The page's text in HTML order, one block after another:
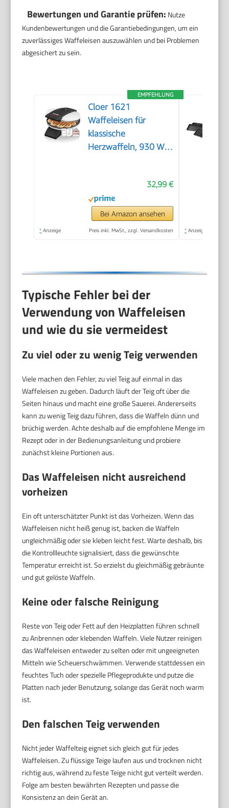
Bewertungen und Garantie prüfen: Nutze
Kundenbewertungen und die Garantiebedingungen, um ein
zuverlässiges Waffeleisen auszuwählen und bei Problemen
abgesichert zu sein.
EMPFEHLUNG
Cloer 1621
Waffeleisen für
klassische
Herzwaffeln, 930 W,
Bräunungsgrad, weiß,
Metall
32,99 €
Bei Amazon ansehen
* Anzeige Preis inkl. MwSt., zzgl. Versandkosten * Anzeige
Typische Fehler bei der
Verwendung von Waffeleisen
und wie du sie vermeidest
Zu viel oder zu wenig Teig verwenden
Viele machen den Fehler, zu viel Teig auf einmal in das
Waffeleisen zu geben. Dadurch läuft der Teig oft über die
Seiten hinaus und macht eine große Sauerei. Andererseits
kann zu wenig Teig dazu führen, dass die Waffeln dünn und
brüchig werden. Achte deshalb auf die empfohlene Menge im
Rezept oder in der Bedienungsanleitung und probiere
zunächst kleine Portionen aus.
Das Waffeleisen nicht ausreichend
vorheizen
Ein oft unterschätzter Punkt ist das Vorheizen. Wenn das
Waffeleisen nicht heiß genug ist, backen die Waffeln
ungleichmäßig oder sie kleben leicht fest. Warte deshalb, bis
die Kontrollleuchte signalisiert, dass die gewünschte
Temperatur erreicht ist. So erzielst du gleichmäßig gebräunte
und gut gelöste Waffeln.
Keine oder falsche Reinigung
Reste von Teig oder Fett auf den Heizplatten führen schnell
zu Anbrennen oder klebenden Waffeln. Viele Nutzer reinigen
das Waffeleisen entweder zu selten oder mit ungeeigneten
Mitteln wie Scheuerschwämmen. Verwende stattdessen ein
feuchtes Tuch oder spezielle Pflegeprodukte und putze die
Platten nach jeder Benutzung, solange das Gerät noch warm
ist.
Den falschen Teig verwenden
Nicht jeder Waffelteig eignet sich gleich gut für jedes
Waffeleisen. Zu flüssige Teige laufen aus und trocknen nicht
richtig aus, während zu feste Teige nicht gut verteilt werden.
Folge am besten bewährten Rezepten und passe die
Konsistenz an dein Gerät an.